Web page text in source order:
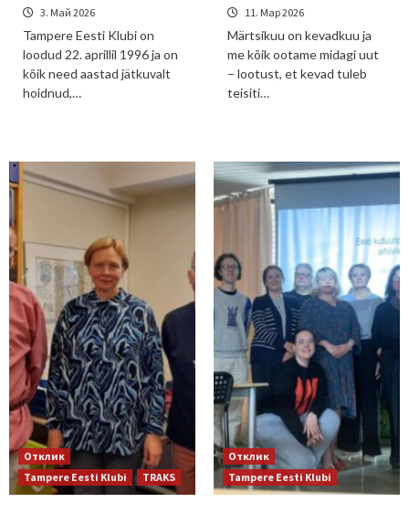
3. Май 2026
Tampere Eesti Klubi on
loodud 22. aprillil 1996 ja on
kõik need aastad jätkuvalt
hoidnud,…
11. Мар 2026
Märtsikuu on kevadkuu ja
me kõik ootame midagi uut
– lootust, et kevad tuleb
teisiti…
Отклик
Tampere Eesti Klubi
TRAKS
Отклик
Tampere Eesti Klubi